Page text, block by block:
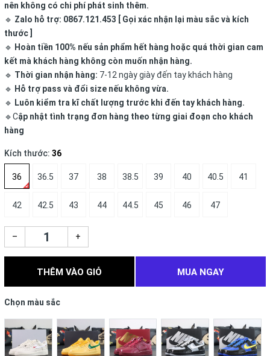
nên không có chi phí phát sinh thêm.
🔹 Zalo hỗ trợ: 0867.121.453 [ Gọi xác nhận lại màu sắc và kích
thước ]
🔹 Hoàn tiền 100% nếu sản phẩm hết hàng hoặc quá thời gian cam
kết mà khách hàng không còn muốn nhận hàng.
🔹 Thời gian nhận hàng: 7-12 ngày giày đến tay khách hàng
🔹 Hỗ trợ pass và đổi size nếu không vừa.
🔹 Luôn kiểm tra kĩ chất lượng trước khi đến tay khách hàng.
🔹Cập nhật tình trạng đơn hàng theo từng giai đoạn cho khách
hàng
Kích thước: 36
36 36.5 37 38 38.5 39 40 40.5 41
42 42.5 43 44 44.5 45 46 47
– +
THÊM VÀO GIỎ MUA NGAY
Chọn màu sắc